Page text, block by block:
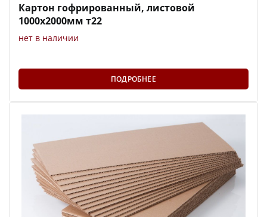
Картон гофрированный, листовой
1000х2000мм т22
нет в наличии
ПОДРОБНЕЕ